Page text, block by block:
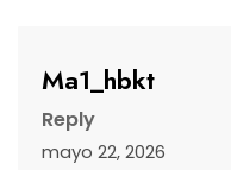
Ma1_hbkt
Reply
mayo 22, 2026